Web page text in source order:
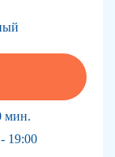
мин.
19:00